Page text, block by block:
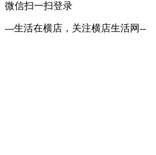
微信扫一扫登录
---生活在横店，关注横店生活网--